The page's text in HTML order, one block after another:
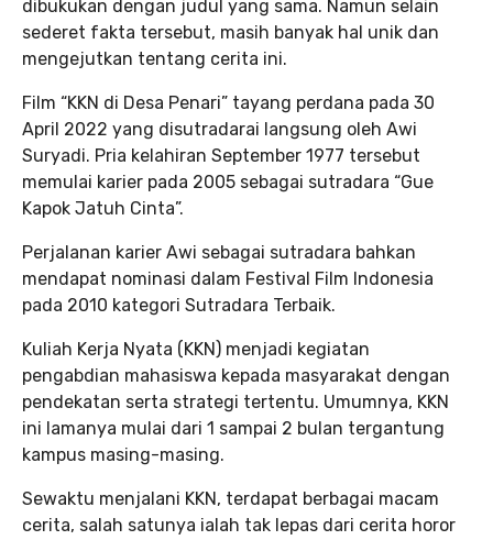
dibukukan dengan judul yang sama. Namun selain
sederet fakta tersebut, masih banyak hal unik dan
mengejutkan tentang cerita ini.
Film “KKN di Desa Penari” tayang perdana pada 30
April 2022 yang disutradarai langsung oleh Awi
Suryadi. Pria kelahiran September 1977 tersebut
memulai karier pada 2005 sebagai sutradara “Gue
Kapok Jatuh Cinta”.
Perjalanan karier Awi sebagai sutradara bahkan
mendapat nominasi dalam Festival Film Indonesia
pada 2010 kategori Sutradara Terbaik.
Kuliah Kerja Nyata (KKN) menjadi kegiatan
pengabdian mahasiswa kepada masyarakat dengan
pendekatan serta strategi tertentu. Umumnya, KKN
ini lamanya mulai dari 1 sampai 2 bulan tergantung
kampus masing-masing.
Sewaktu menjalani KKN, terdapat berbagai macam
cerita, salah satunya ialah tak lepas dari cerita horor